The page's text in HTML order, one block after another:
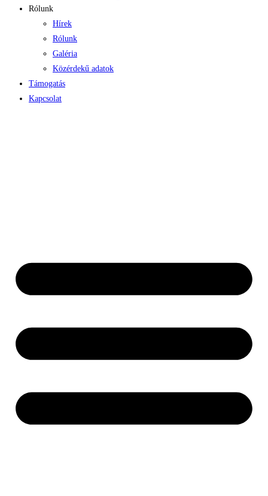
Rólunk
Hírek
Rólunk
Galéria
Közérdekű adatok
Támogatás
Kapcsolat